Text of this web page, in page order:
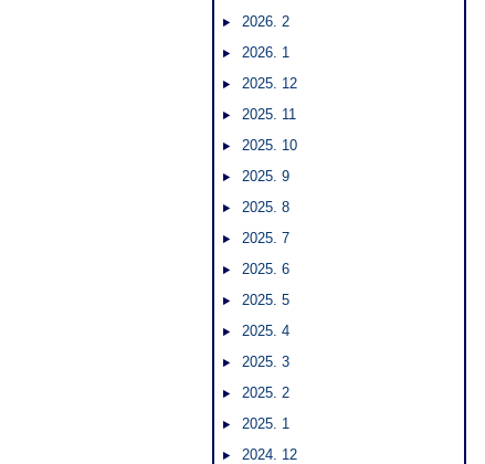
2026. 2
2026. 1
2025. 12
2025. 11
2025. 10
2025. 9
2025. 8
2025. 7
2025. 6
2025. 5
2025. 4
2025. 3
2025. 2
2025. 1
2024. 12